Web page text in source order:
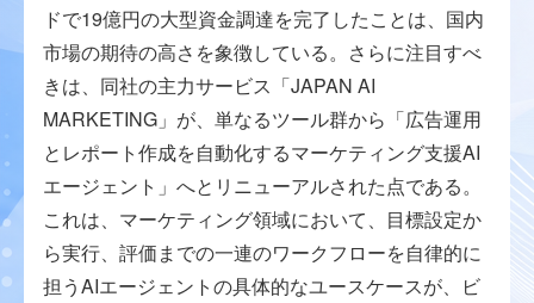
ドで19億円の大型資金調達を完了したことは、国内
市場の期待の高さを象徴している。さらに注目すべ
きは、同社の主力サービス「JAPAN AI
MARKETING」が、単なるツール群から「広告運用
とレポート作成を自動化するマーケティング支援AI
エージェント」へとリニューアルされた点である。
これは、マーケティング領域において、目標設定か
ら実行、評価までの一連のワークフローを自律的に
担うAIエージェントの具体的なユースケースが、ビ